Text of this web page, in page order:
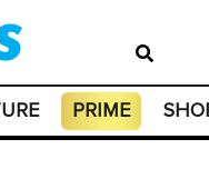
PRIME